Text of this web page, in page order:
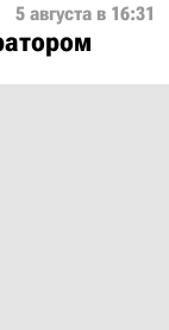
5 августа в 16:31